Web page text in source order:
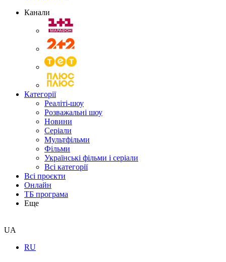
Канали
Категорії
Реаліті-шоу
Розважальні шоу
Новини
Серіали
Мультфільми
Фільми
Українські фільми і серіали
Всі категорії
Всі проєкти
Онлайн
ТБ програма
Еще
UA
RU